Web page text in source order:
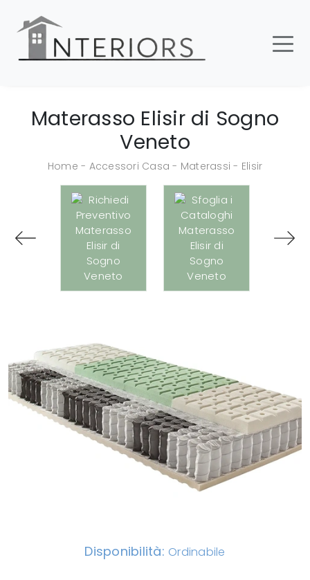
Materasso Elisir di Sogno
Veneto
Home - Accessori Casa - Materassi - Elisir
Disponibilità: Ordinabile